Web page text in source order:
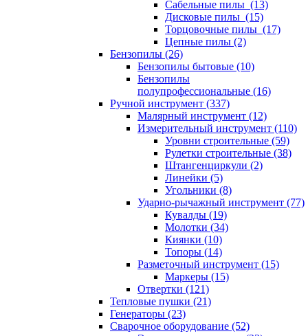
Сабельные пилы (13)
Дисковые пилы (15)
Торцовочные пилы (17)
Цепные пилы (2)
Бензопилы (26)
Бензопилы бытовые (10)
Бензопилы
полупрофессиональные (16)
Ручной инструмент (337)
Малярный инструмент (12)
Измерительный инструмент (110)
Уровни строительные (59)
Рулетки строительные (38)
Штангенциркули (2)
Линейки (5)
Угольники (8)
Ударно-рычажный инструмент (77)
Кувалды (19)
Молотки (34)
Киянки (10)
Топоры (14)
Разметочный инструмент (15)
Маркеры (15)
Отвертки (121)
Тепловые пушки (21)
Генераторы (23)
Сварочное оборудование (52)